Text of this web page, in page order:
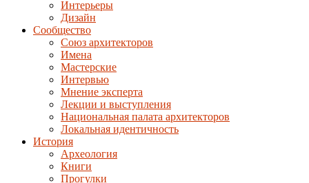
Интерьеры
Дизайн
Сообщество
Союз архитекторов
Имена
Мастерские
Интервью
Мнение эксперта
Лекции и выступления
Национальная палата архитекторов
Локальная идентичность
История
Археология
Книги
Прогулки